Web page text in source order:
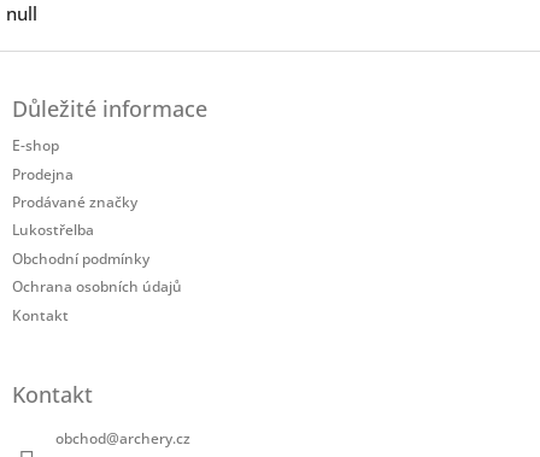
null
Důležité informace
E-shop
Prodejna
Prodávané značky
Lukostřelba
Obchodní podmínky
Ochrana osobních údajů
Kontakt
Kontakt
obchod@archery.cz